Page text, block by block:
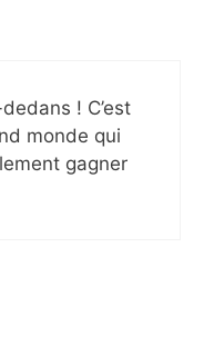
! C’est
monde qui
gagner